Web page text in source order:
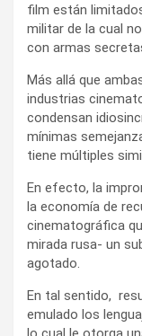
film están
militar de la cual
con armas
Más allá que
industrias
condensan
mínimas
tiene múltiples
En efecto, la
la economía de
cinematográfica
mirada rusa- un
agotado.
En tal sentido,
emulado los